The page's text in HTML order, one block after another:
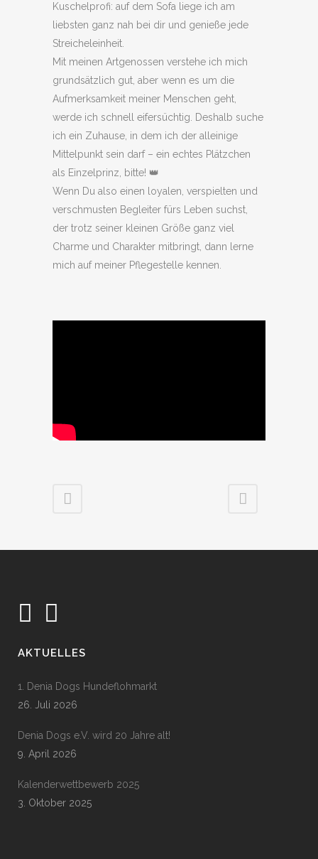
Kuschelprofi: auf dem Sofa liege ich am
liebsten ganz nah bei dir und genieße jede
Streicheleinheit.
Mit meinen Artgenossen verstehe ich mich
grundsätzlich gut, aber wenn es um die
Aufmerksamkeit meiner Menschen geht,
werde ich schnell eifersüchtig. Deshalb suche
ich ein Zuhause, in dem ich der alleinige
Mittelpunkt sein darf – ein echtes Plätzchen
als Einzelprinz, bitte! 👑
Wenn Du also einen loyalen, verspielten und
verschmusten Begleiter fürs Leben suchst,
der trotz seiner kleinen Größe ganz viel
Charme und Charakter mitbringt, dann lerne
mich auf meiner Pflegestelle kennen.
AKTUELLES
1. Denia Dogs Hundeflohmarkt
26. Juli 2026
Denia Dogs e.V. wird 20 Jahre alt!
9. April 2026
Kalenderwettbewerb 2025
3. Oktober 2025